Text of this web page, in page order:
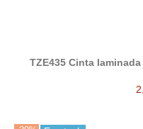
TZE435 Cinta